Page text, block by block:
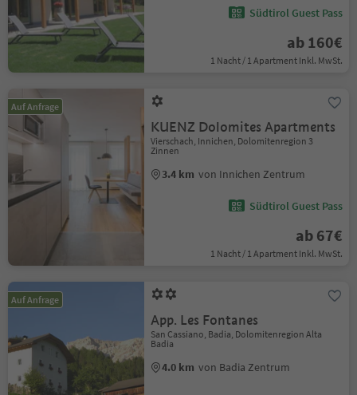
Südtirol Guest Pass
ab 160€
1 Nacht / 1 Apartment Inkl. MwSt.
Auf Anfrage
KUENZ Dolomites Apartments
Vierschach, Innichen, Dolomitenregion 3
Zinnen
3.4 km von Innichen Zentrum
Südtirol Guest Pass
ab 67€
1 Nacht / 1 Apartment Inkl. MwSt.
Auf Anfrage
App. Les Fontanes
San Cassiano, Badia, Dolomitenregion Alta
Badia
4.0 km von Badia Zentrum